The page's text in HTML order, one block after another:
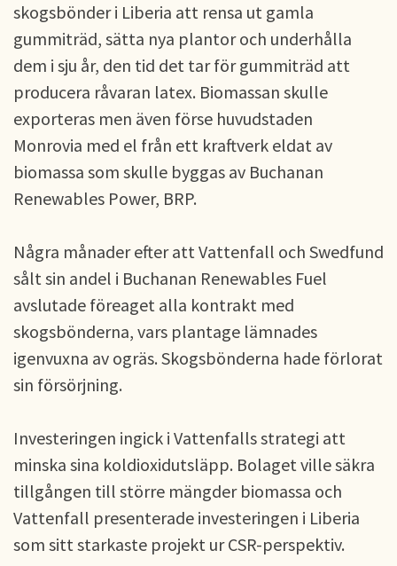
skogsbönder i Liberia att rensa ut gamla
gummiträd, sätta nya plantor och underhålla
dem i sju år, den tid det tar för gummiträd att
producera råvaran latex. Biomassan skulle
exporteras men även förse huvudstaden
Monrovia med el från ett kraftverk eldat av
biomassa som skulle byggas av Buchanan
Renewables Power, BRP.
Några månader efter att Vattenfall och Swedfund
sålt sin andel i Buchanan Renewables Fuel
avslutade föreaget alla kontrakt med
skogsbönderna, vars plantage lämnades
igenvuxna av ogräs. Skogsbönderna hade förlorat
sin försörjning.
Investeringen ingick i Vattenfalls strategi att
minska sina koldioxidutsläpp. Bolaget ville säkra
tillgången till större mängder biomassa och
Vattenfall presenterade investeringen i Liberia
som sitt starkaste projekt ur CSR-perspektiv.